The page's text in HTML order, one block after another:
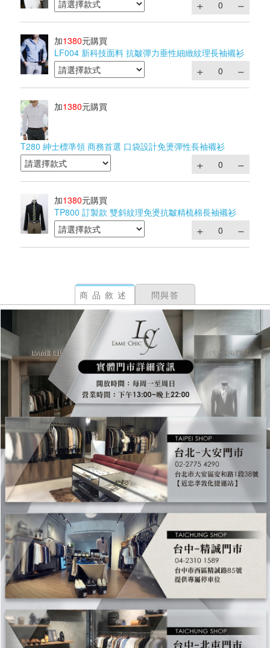
加1380元購買
LF004 新科技面料 抗皺彈力垂性細緻紋理長袖襯衫
加1380元購買
T280 紳士標準領 商務首選 口袋設計免燙彈性長袖襯衫
加1380元購買
TP800 訂製款 雙斜紋理免燙抗皺精梳棉長袖襯衫
商品敘述 問與答